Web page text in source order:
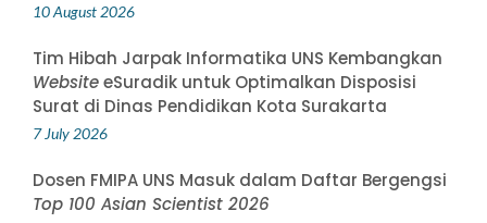
10 August 2026
Tim Hibah Jarpak Informatika UNS Kembangkan
WebsiteeSuradik untuk Optimalkan Disposisi
Surat di Dinas Pendidikan Kota Surakarta
7 July 2026
Dosen FMIPA UNS Masuk dalam Daftar Bergengsi
Top 100 Asian Scientist 2026